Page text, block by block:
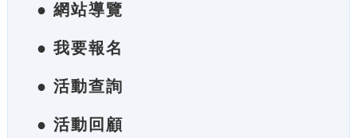
● 網站導覽
● 我要報名
● 活動查詢
● 活動回顧